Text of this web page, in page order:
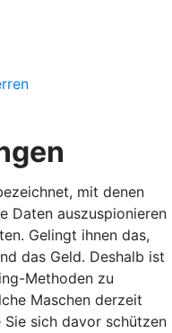
mit denen
Daten auszuspionieren
Gelingt ihnen das,
das Geld. Deshalb ist
Methoden zu
Maschen derzeit
sich davor schützen